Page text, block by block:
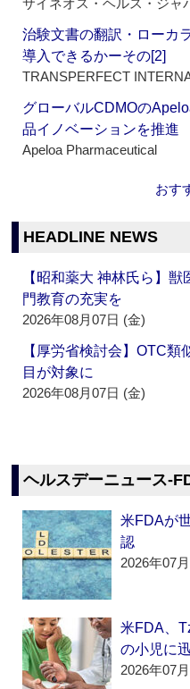
サイネオス・ヘルス・ジャ
治験文書の翻訳・ローカ
導入できるかーその[2]
TRANSPERFECT
グローバルCDMOの
品イノベーションを推進
Apeloa Pharmaceutical
おす
HEADLINE NEWS
【昭和薬大 神林氏ら】
門教育の充実を
2026年08月07日 (金)
【厚労省検討会】OTC類
目が対象に
2026年08月07日 (金)
ヘルスデーニュース
米FDAが
認
2026年07
米FDA、
の小児に
2026年07